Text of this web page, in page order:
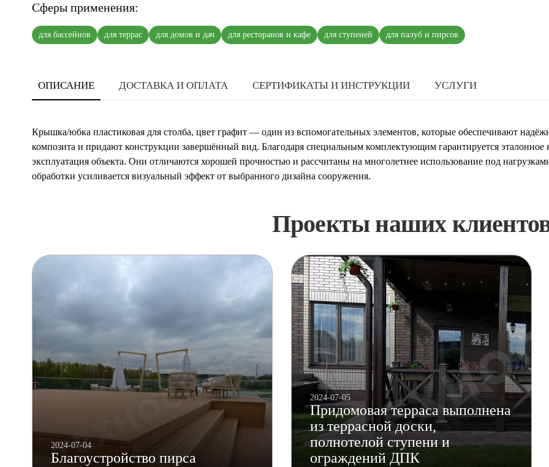
Сферы применения:
для бассейнов для террас для домов и дач для ресторанов и кафе для ступеней для палуб и пирсов
ОПИСАНИЕ ДОСТАВКА И ОПЛАТА СЕРТИФИКАТЫ И ИНСТРУКЦИИ УСЛУГИ
Крышка/юбка пластиковая для столба, цвет графит — один из вспомогательных элементов, которые обеспечивают
композита и придают конструкции завершённый вид. Благодаря специальным комплектующим гарантируется эталонное
эксплуатация объекта. Они отличаются хорошей прочностью и рассчитаны на многолетнее использование под
обработки усиливается визуальный эффект от выбранного дизайна сооружения.
Проекты наших
2024-07-04
Благоустройство пирса
2024-07-05
Придомовая терраса выполнена
из террасной доски,
полнотелой ступени и
ограждений ДПК